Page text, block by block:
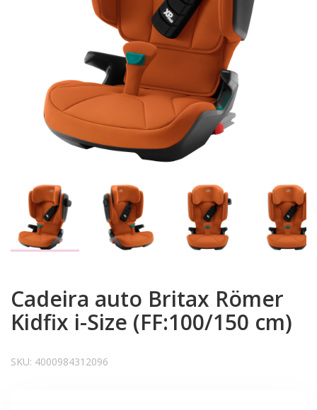
Cadeira auto Britax Römer
Kidfix i-Size (FF:100/150 cm)
SKU: 4000984312096